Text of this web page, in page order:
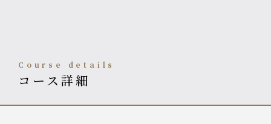
course details
コース詳細